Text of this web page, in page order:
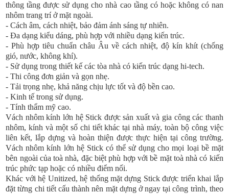
thông tầng được sử dụng cho nhà cao tầng có hoặc không có nan
nhôm trang trí ở mặt ngoài.
- Cách âm, cách nhiệt, bảo đảm ánh sáng tự nhiên.
- Đa dạng kiểu dáng, phù hợp với nhiều dạng kiến trúc.
- Phù hợp tiêu chuẩn châu Âu về cách nhiệt, độ kín khít (chống
gió, nước, không khí).
- Sử dụng trong thiết kế các tòa nhà có kiến trúc dạng hi-tech.
- Thi công đơn giản và gọn nhẹ.
- Tải trọng nhẹ, khả năng chịu lực tốt và độ bền cao.
- Kinh tế trong sử dụng.
- Tính thẩm mỹ cao.
Vách nhôm kính lớn hệ Stick được sản xuất và gia công các thanh
nhôm, kính và một số chi tiết khác tại nhà máy, toàn bộ công việc
liên kết, lắp dựng và hoàn thiện được thực hiện tại công trường.
Vách nhôm kính lớn hệ Stick có thể sử dụng cho mọi loại bề mặt
bên ngoài của toà nhà, đặc biệt phù hợp với bề mặt toà nhà có kiến
trúc phức tạp hoặc có nhiều điểm nối.
Khác với hệ Unitized, hệ thống mặt dựng Stick được triển khai lắp
đặt từng chi tiết cấu thành nên mặt dựng ở ngay tại công trình, theo